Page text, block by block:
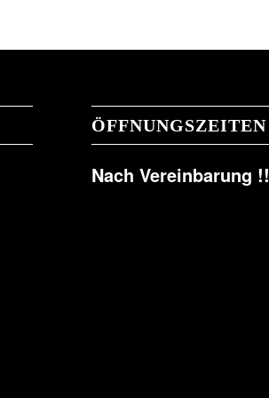
ÖFFNUNGSZEITEN
Nach Vereinbarung !!